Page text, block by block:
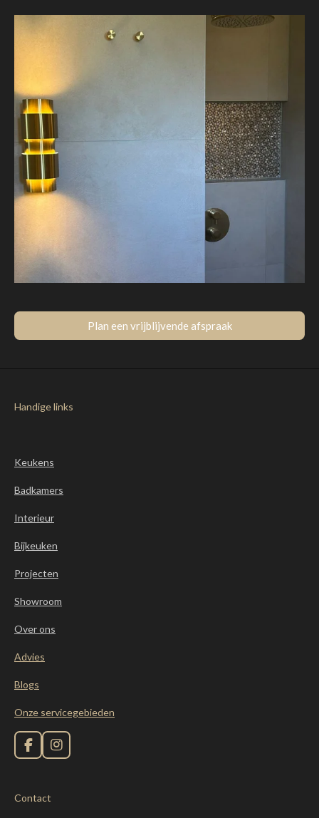
Plan een vrijblijvende afspraak
Handige links
Keukens
Badkamers
Interieur
Bijkeuken
Projecten
Showroom
Over ons
Advies
Blogs
Onze servicegebieden
F
a
b
I
n
Contact